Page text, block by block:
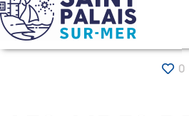
Panneau de gestion des cookies
Accueil Actualités
0